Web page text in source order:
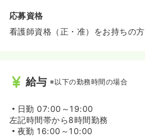
応募資格
看護師資格（正・准）をお持ちの方
給与 ※以下の勤務時間の場合
日勤 07:00～19:00
左記時間帯から8時間勤務
夜勤 16:00～10:00